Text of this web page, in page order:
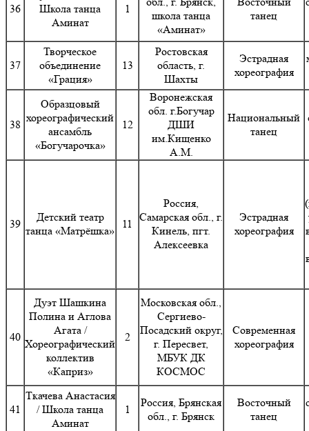
36
Школа танца
Аминат
1
школа танца
«Аминат»
танец
37
Творческое
объединение
«Грация»
13
Ростовская
область, г.
Шахты
Эстрадная
хореография
38
Образцовый
хореографический
ансамбль
«Богучарочка»
12
Воронежская
обл. г.Богучар
ДШИ
им.Кищенко
А.М.
Национальный
танец
39
Детский театр
танца «Матрёшка»
11
Россия,
Самарская обл., г.
Кинель, пгт.
Алексеевка
Эстрадная
хореография
40
Дуэт Шашкина
Полина и Аглова
Агата /
Хореографический
коллектив
«Каприз»
2
Московская обл.,
Сергиево-
Посадский округ,
г. Пересвет,
МБУК ДК
КОСМОС
Современная
хореография
41
Ткачева Анастасия
/ Школа танца
Аминат
1
Россия, Брянская
обл., г. Брянск
Восточный
танец